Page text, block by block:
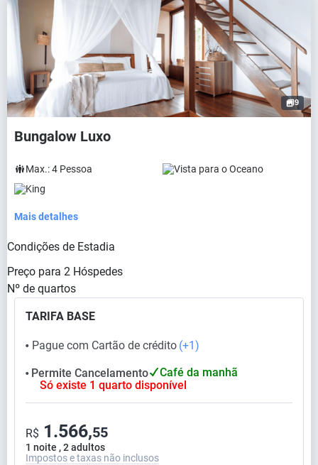
9
Bungalow Luxo
Max.:4 Pessoa
Vista para o Oceano
King
Mais detalhes
Condições de Estadia
Preço para 2 Hóspedes
Nº de quartos
TARIFA BASE
⬤ Pague com Cartão de crédito (+1)
⬤ Permite Cancelamento
Café da manhã
Só existe 1 quarto disponível
1 noite , 2 adultos
R$ 1.566,55
Impostos e taxas não inclusos